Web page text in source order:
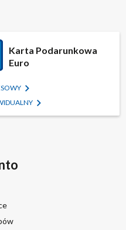
Karta Podarunkowa
Euro